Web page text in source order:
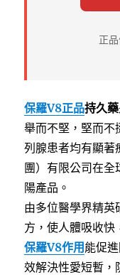
正
保羅V8正品持久藥
舉而不堅，堅而不
列腺患者均有顯著
團）有限公司在全
陽產品。
由多位醫學界精英
方，使人體吸收快
保羅V8作用能促
效解決性愛短暫，